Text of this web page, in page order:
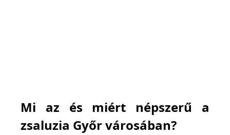
Mi az és miért népszerű a
zsaluzia Győr városában?